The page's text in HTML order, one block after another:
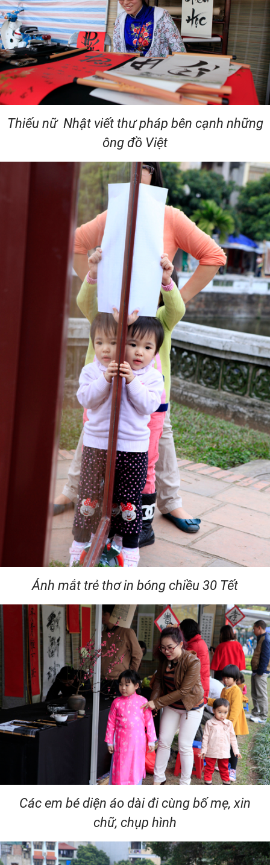
Thiếu nữ Nhật viết thư pháp bên cạnh những
ông đồ Việt
Ánh mắt trẻ thơ in bóng chiều 30 Tết
Các em bé diện áo dài đi cùng bố mẹ, xin
chữ, chụp hình